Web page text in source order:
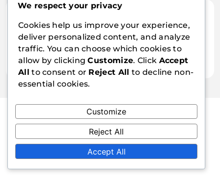
February 2026
January 2026
cpasf.cz
We respect your privacy
Cookies help us improve your experience,
deliver personalized content, and analyze
traffic. You can choose which cookies to
allow by clickingCustomize. Click Accept
All to consent or Reject All to decline non-
essential cookies.
Customize
Reject All
Accept All